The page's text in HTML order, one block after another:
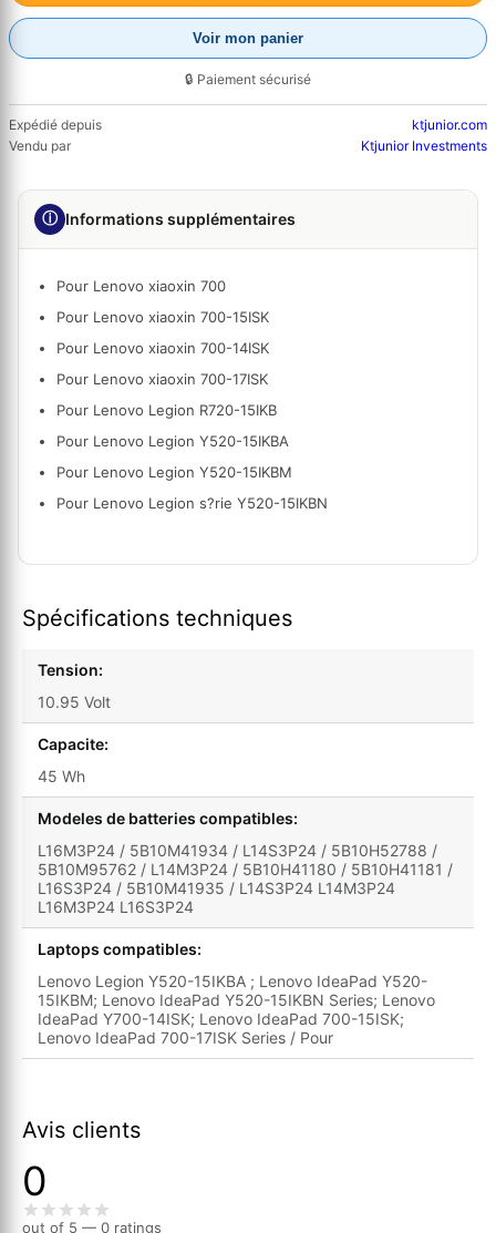
Voir mon panier
🔒 Paiement sécurisé
Expédié depuis
ktjunior.com
Vendu par
Ktjunior Investments
ⓘ Informations supplémentaires
Pour Lenovo xiaoxin 700
Pour Lenovo xiaoxin 700-15ISK
Pour Lenovo xiaoxin 700-14ISK
Pour Lenovo xiaoxin 700-17ISK
Pour Lenovo Legion R720-15IKB
Pour Lenovo Legion Y520-15IKBA
Pour Lenovo Legion Y520-15IKBM
Pour Lenovo Legion s?rie Y520-15IKBN
Spécifications techniques
Tension:
10.95 Volt
Capacite:
45 Wh
Modeles de batteries compatibles:
L16M3P24 / 5B10M41934 / L14S3P24 / 5B10H52788 /
5B10M95762 / L14M3P24 / 5B10H41180 / 5B10H41181 /
L16S3P24 / 5B10M41935 / L14S3P24 L14M3P24
L16M3P24 L16S3P24
Laptops compatibles:
Lenovo Legion Y520-15IKBA ; Lenovo IdeaPad Y520-
15IKBM; Lenovo IdeaPad Y520-15IKBN Series; Lenovo
IdeaPad Y700-14ISK; Lenovo IdeaPad 700-15ISK;
Lenovo IdeaPad 700-17ISK Series / Pour
Avis clients
0
out of 5 — 0 ratings